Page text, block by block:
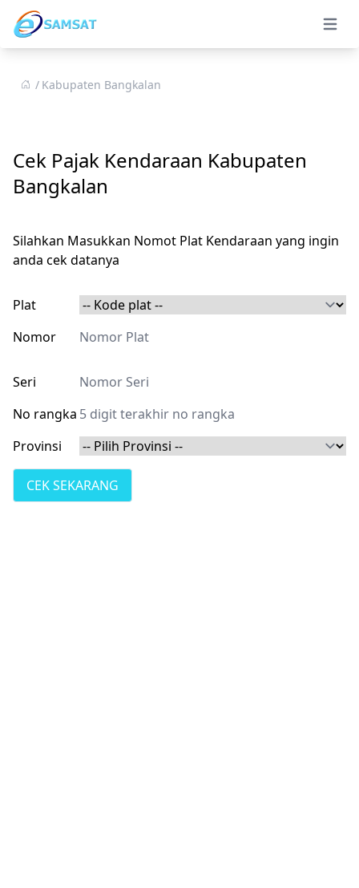
Open
Kabupaten Bangkalan
Cek Pajak Kendaraan Kabupaten
Bangkalan
Silahkan Masukkan Nomot Plat Kendaraan yang ingin
anda cek datanya
Plat
Nomor
Seri
No rangka
Provinsi